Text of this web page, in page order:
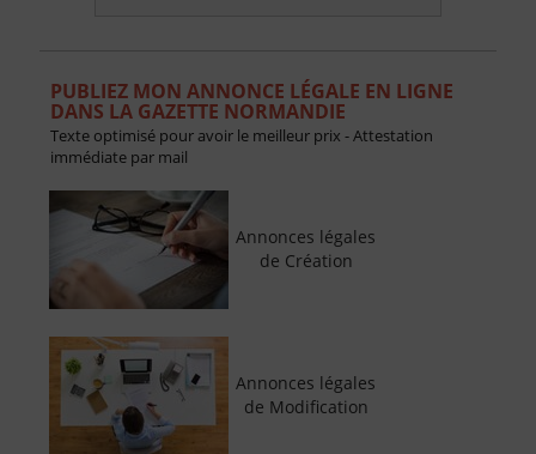
PUBLIEZ MON ANNONCE LÉGALE EN LIGNE
DANS LA GAZETTE NORMANDIE
Texte optimisé pour avoir le meilleur prix - Attestation
immédiate par mail
Annonces légales
de Création
Annonces légales
de Modification